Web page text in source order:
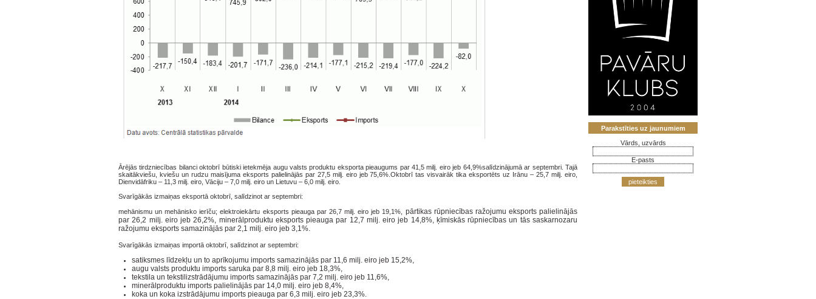
Ārējās tirdzniecības bilanci oktobrī būtiski ietekmēja augu valsts produktu eksporta pieaugums par 41,5 milj. eiro jeb 64,9%salīdzinājumā ar septembri. Tajā
skaitākviešu, kviešu un rudzu maisījuma eksports palielinājās par 27,5 milj. eiro jeb 75,6%.Oktobrī tas visvairāk tika eksportēts uz Irānu – 25,7 milj. eiro,
Dienvidāfriku – 11,3 milj. eiro, Vāciju – 7,0 milj. eiro un Lietuvu – 6,0 milj. eiro.
Svarīgākās izmaiņas eksportā oktobrī, salīdzinot ar septembri:
mehānismu un mehānisko ierīču; elektroiekārtu eksports pieauga par 26,7 milj. eiro jeb 19,1%, pārtikas rūpniecības ražojumu eksports palielinājās
par 26,2 milj. eiro jeb 26,2%, minerālproduktu eksports pieauga par 12,7 milj. eiro jeb 14,8%, ķīmiskās rūpniecības un tās saskarnozaru
ražojumu eksports samazinājās par 2,1 milj. eiro jeb 3,1%.
Svarīgākās izmaiņas importā oktobrī, salīdzinot ar septembri:
satiksmes līdzekļu un to aprīkojumu imports samazinājās par 11,6 milj. eiro jeb 15,2%,
augu valsts produktu imports saruka par 8,8 milj. eiro jeb 18,3%,
tekstila un tekstilizstrādājumu imports samazinājās par 7,2 milj. eiro jeb 11,6%,
minerālproduktu imports palielinājās par 14,0 milj. eiro jeb 8,4%,
koka un koka izstrādājumu imports pieauga par 6,3 milj. eiro jeb 23,3%.
Parakstīties uz jaunumiem
Vārds, uzvārds
E-pasts
pieteikties